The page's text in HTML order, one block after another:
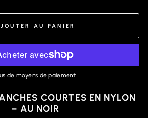
AU PANIER
de moyens de paiement
COURTES EN NYLON
– AU NOIR